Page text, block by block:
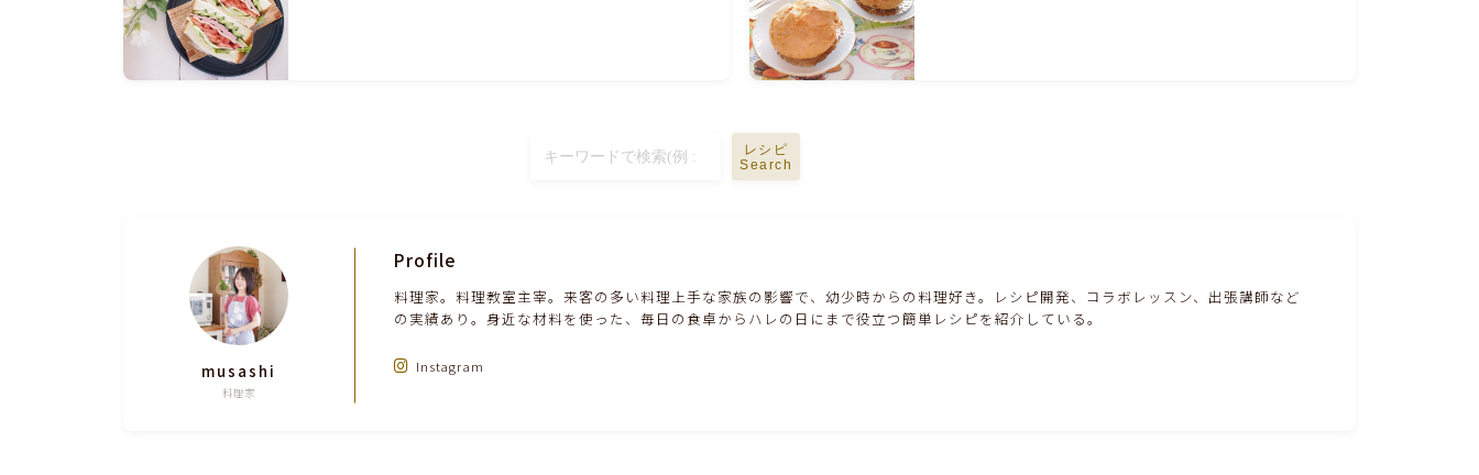
豆腐・厚揚げ・油揚げ・納豆・豆類・豆製品
缶詰料理(ツナ・サバ・いわし・ホタテ貝柱・
コーン等)
乾物・海藻・麩料理
レシピ
Search
musashi
料理家
Profile
料理家。料理教室主宰。来客の多い料理上手な家族の影響で、幼少時からの料理好き。レシピ開発、コラボレッスン、出張講師など
の実績あり。身近な材料を使った、毎日の食卓からハレの日にまで役立つ簡単レシピを紹介している。
Instagram